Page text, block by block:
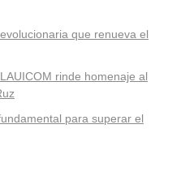
que renueva el
rinde homenaje al
para superar el